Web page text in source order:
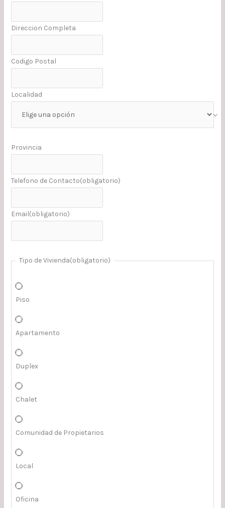
Direccion Completa
Codigo Postal
Localidad
Provincia
Telefono de Contacto(obligatorio)
Email(obligatorio)
Tipo de Vivienda(obligatorio)
Piso
Apartamento
Duplex
Chalet
Comunidad de Propietarios
Local
Oficina